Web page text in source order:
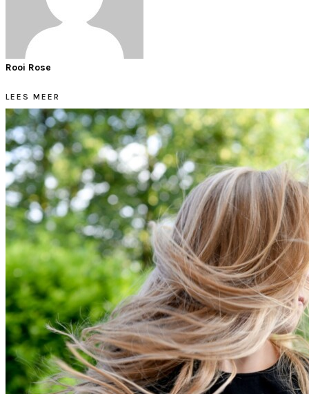
Rooi Rose
LEES MEER